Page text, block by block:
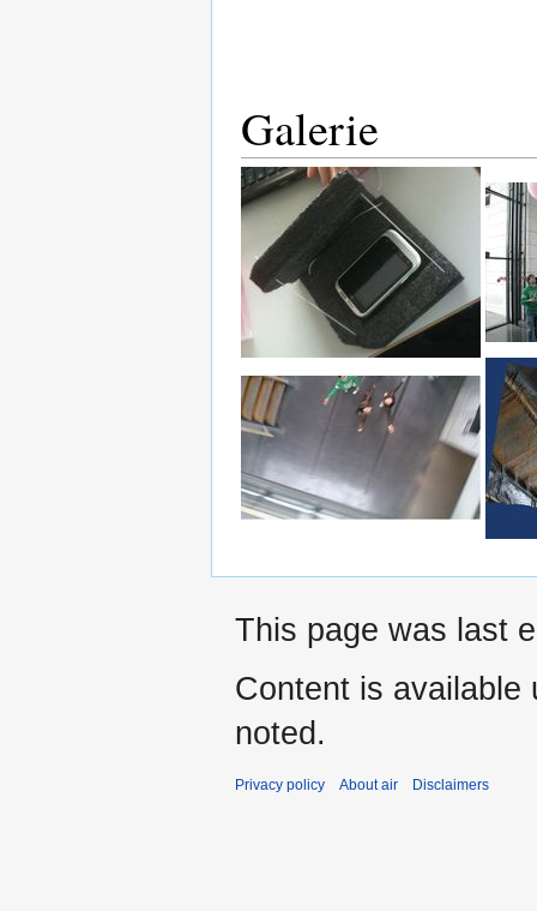
Galerie
This page was last
Content is available
noted.
Privacy policy About air Disclaimers